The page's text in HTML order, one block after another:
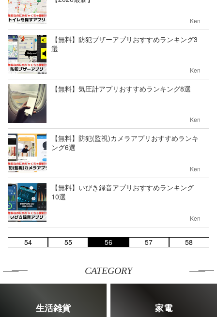
Ken
【無料】防犯ブザーアプリおすすめランキング3
選
Ken
【無料】気圧計アプリおすすめランキング8選
Ken
【無料】防犯(監視)カメラアプリおすすめランキ
ング6選
Ken
【無料】いびき録音アプリおすすめランキング
10選
Ken
54 55 56 57 58
CATEGORY
生活雑貨 家電